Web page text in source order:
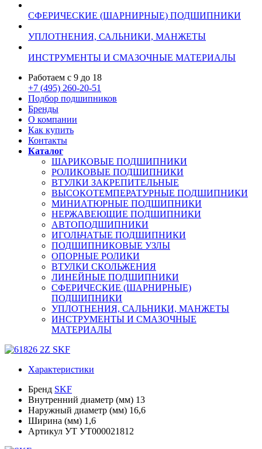
СФЕРИЧЕСКИЕ (ШАРНИРНЫЕ) ПОДШИПНИКИ
УПЛОТНЕНИЯ, САЛЬНИКИ, МАНЖЕТЫ
ИНСТРУМЕНТЫ И СМАЗОЧНЫЕ МАТЕРИАЛЫ
Работаем с 9 до 18
+7 (495) 260-20-51
Подбор подшипников
Бренды
О компании
Как купить
Контакты
Каталог
ШАРИКОВЫЕ ПОДШИПНИКИ
РОЛИКОВЫЕ ПОДШИПНИКИ
ВТУЛКИ ЗАКРЕПИТЕЛЬНЫЕ
ВЫСОКОТЕМПЕРАТУРНЫЕ ПОДШИПНИКИ
МИНИАТЮРНЫЕ ПОДШИПНИКИ
НЕРЖАВЕЮЩИЕ ПОДШИПНИКИ
АВТОПОДШИПНИКИ
ИГОЛЬЧАТЫЕ ПОДШИПНИКИ
ПОДШИПНИКОВЫЕ УЗЛЫ
ОПОРНЫЕ РОЛИКИ
ВТУЛКИ СКОЛЬЖЕНИЯ
ЛИНЕЙНЫЕ ПОДШИПНИКИ
СФЕРИЧЕСКИЕ (ШАРНИРНЫЕ)
ПОДШИПНИКИ
УПЛОТНЕНИЯ, САЛЬНИКИ, МАНЖЕТЫ
ИНСТРУМЕНТЫ И СМАЗОЧНЫЕ
МАТЕРИАЛЫ
Характеристики
Бренд SKF
Внутренний диаметр (мм) 13
Наружный диаметр (мм) 16,6
Ширина (мм) 1,6
Артикул УТ УТ000021812